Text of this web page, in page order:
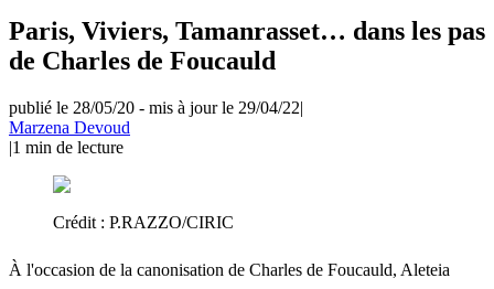
Paris, Viviers, Tamanrasset… dans les pas
de Charles de Foucauld
publié le 28/05/20 - mis à jour le 29/04/22|
Marzena Devoud
|1 min de lecture
Crédit : P.RAZZO/CIRIC
À l'occasion de la canonisation de Charles de Foucauld, Aleteia